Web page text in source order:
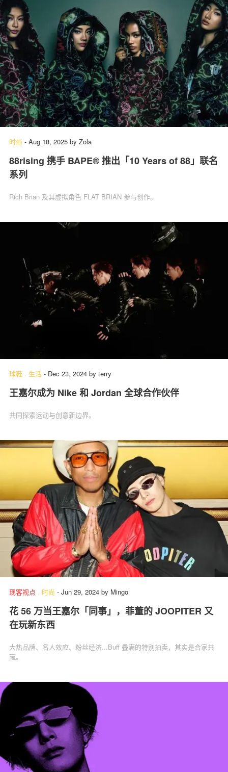
时尚 - Aug 18, 2025 by Zola
88rising 携手 BAPE® 推出「10 Years of 88」联名
系列
Rich Brian 及其虚拟角色 FLAT BRIAN 参与创作。
球鞋 . 生活 - Dec 23, 2024 by terry
王嘉尔成为 Nike 和 Jordan 全球合作伙伴
共同探索运动与创意新边界。
现客视点 . 时尚 - Jun 29, 2024 by Mingo
花 56 万当王嘉尔「同事」，菲董的 JOOPITER 又
在玩新东西
大热品牌、名人效应、粉丝经济...Buff 叠满的特别拍卖，其实是合家共
赢。